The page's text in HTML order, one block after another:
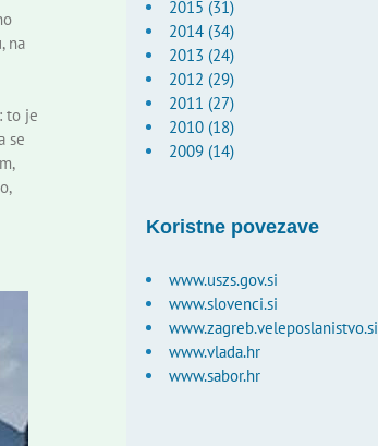
na
to je
se
2015 (31)
2014 (34)
2013 (24)
2012 (29)
2011 (27)
2010 (18)
2009 (14)
Koristne povezave
www.uszs.gov.si
www.slovenci.si
www.zagreb.veleposlanistvo.si
www.vlada.hr
www.sabor.hr